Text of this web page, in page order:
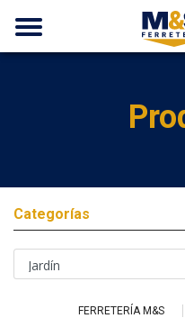
Categorías
FERRETERÍA M&S